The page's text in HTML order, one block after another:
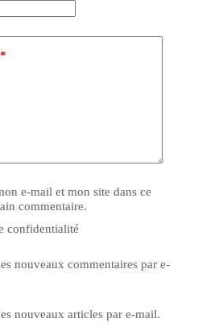
*
e-mail et mon site dans ce
commentaire.
confidentialité
nouveaux commentaires par e-
nouveaux articles par e-mail.